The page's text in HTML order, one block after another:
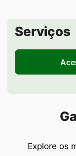
Seção de
Serviços
Seção
Explore os